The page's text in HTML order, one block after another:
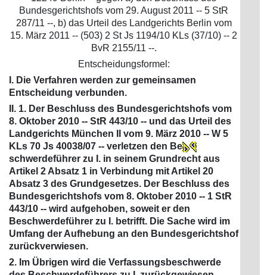
Bundesgerichtshofs vom 29. August 2011 -- 5 StR
287/11 --, b) das Urteil des Landgerichts Berlin vom
15. März 2011 -- (503) 2 St Js 1194/10 KLs (37/10) -- 2
BvR 2155/11 --.
Entscheidungsformel:
I. Die Verfahren werden zur gemeinsamen
Entscheidung verbunden.
II. 1. Der Beschluss des Bundesgerichtshofs vom
8. Oktober 2010 -- StR 443/10 -- und das Urteil des
Landgerichts München II vom 9. März 2010 -- W 5
KLs 70 Js 40038/07 -- verletzen den Be
schwerdeführer zu I. in seinem Grundrecht aus
Artikel 2 Absatz 1 in Verbindung mit Artikel 20
Absatz 3 des Grundgesetzes. Der Beschluss des
Bundesgerichtshofs vom 8. Oktober 2010 -- 1 StR
443/10 -- wird aufgehoben, soweit er den
Beschwerdeführer zu I. betrifft. Die Sache wird im
Umfang der Aufhebung an den Bundesgerichtshof
zurückverwiesen.
2. Im Übrigen wird die Verfassungsbeschwerde